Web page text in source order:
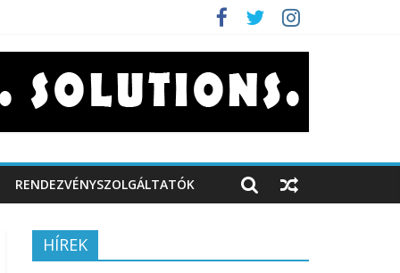
RENDEZVÉNYSZOLGÁLTATÓK
HÍREK